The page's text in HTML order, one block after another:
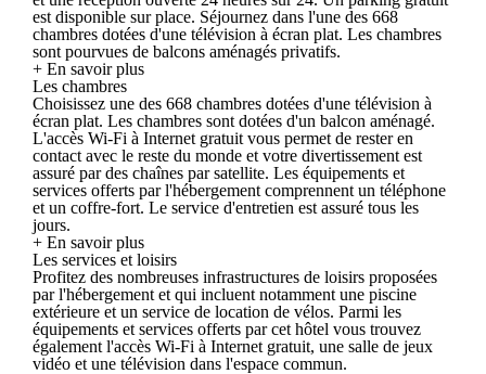
est disponible sur place. Séjournez dans l'une des 668
chambres dotées d'une télévision à écran plat. Les chambres
sont pourvues de balcons aménagés privatifs.
+ En savoir plus
Les chambres
Choisissez une des 668 chambres dotées d'une télévision à
écran plat. Les chambres sont dotées d'un balcon aménagé.
L'accès Wi-Fi à Internet gratuit vous permet de rester en
contact avec le reste du monde et votre divertissement est
assuré par des chaînes par satellite. Les équipements et
services offerts par l'hébergement comprennent un téléphone
et un coffre-fort. Le service d'entretien est assuré tous les
jours.
+ En savoir plus
Les services et loisirs
Profitez des nombreuses infrastructures de loisirs proposées
par l'hébergement et qui incluent notamment une piscine
extérieure et un service de location de vélos. Parmi les
équipements et services offerts par cet hôtel vous trouvez
également l'accès Wi-Fi à Internet gratuit, une salle de jeux
vidéo et une télévision dans l'espace commun.